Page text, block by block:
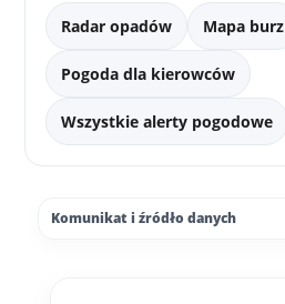
Radar opadów Mapa burz
Pogoda dla kierowców
Wszystkie alerty pogodowe
Komunikat i źródło danych